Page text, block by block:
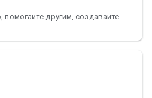
другим, создавайте